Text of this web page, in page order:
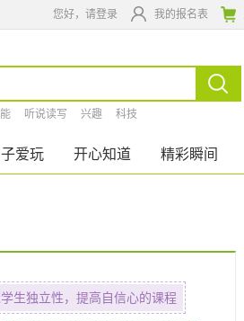
我的报名表
您好，请登录
听说读写 兴趣 科技
爱玩 开心知道 精彩瞬间
生独立性，提高自信心的课程